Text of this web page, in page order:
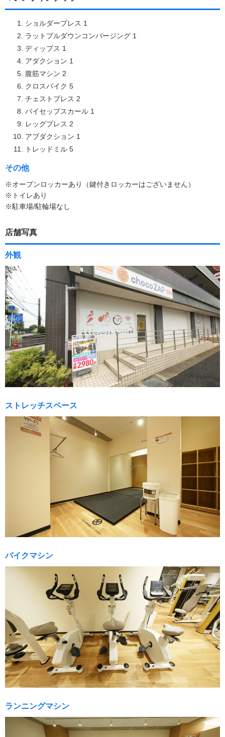
ショルダープレス 1
ラットプルダウンコンバージング 1
ディップス 1
アダクション 1
腹筋マシン 2
クロスバイク 5
チェストプレス 2
バイセップスカール 1
レッグプレス 2
アブダクション 1
トレッドミル 5
その他
※オープンロッカーあり（鍵付きロッカーはございません）
※トイレあり
※駐車場/駐輪場なし
店舗写真
外観
ストレッチスペース
バイクマシン
ランニングマシン